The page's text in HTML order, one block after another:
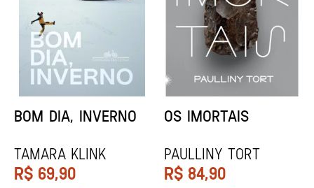
ORIXÁS
REGINALDO PRANDI
R$ 79,90
ORAÇÃO PARA
Socorro Acioli
R$ 74,90